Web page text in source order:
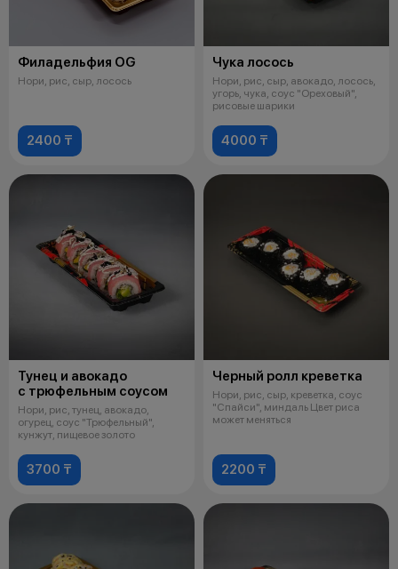
Филадельфия OG
Нори, рис, сыр, лосось
2400 ₸
Чука лосось
Нори, рис, сыр, авокадо, лосось,
угорь, чука, соус "Ореховый",
рисовые шарики
4000 ₸
Тунец и авокадо
с трюфельным соусом
Нори, рис, тунец, авокадо,
огурец, соус "Трюфельный",
кунжут, пищевое золото
3700 ₸
Черный ролл креветка
Нори, рис, сыр, креветка, соус
"Спайси", миндаль Цвет риса
может меняться
2200 ₸